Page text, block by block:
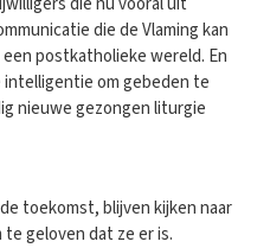
die de Vlaming kan
postkatholieke wereld. En
om gebeden te
nieuwe gezongen liturgie
toekomst, blijven kijken naar
geloven dat ze er is.